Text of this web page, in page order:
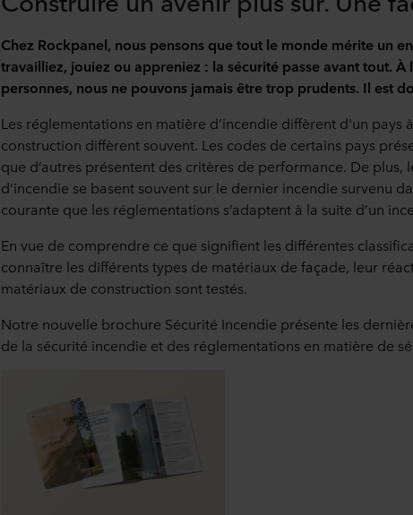
Chez Rockpanel, nous pensons que tout le monde mérite un
travailliez, jouiez ou appreniez : la sécurité passe avant tout. À
personnes, nous ne pouvons jamais être trop prudents. Il est
Les réglementations en matière d’incendie diffèrent d'un pays
construction diffèrent souvent. Les codes de certains pays
que d’autres présentent des critères de performance. De
d’incendie se basent souvent sur le dernier incendie survenu
courante que les réglementations s’adaptent à la suite d’un
En vue de comprendre ce que signifient les différentes
connaître les différents types de matériaux de façade, leur
matériaux de construction sont testés.
Notre nouvelle brochure Sécurité Incendie présente les
de la sécurité incendie et des réglementations en matière de